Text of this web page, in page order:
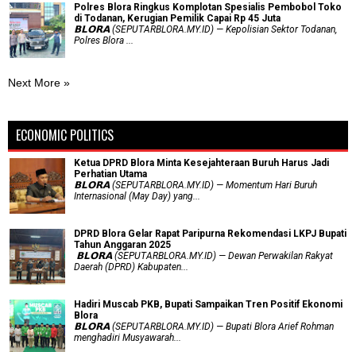
Polres Blora Ringkus Komplotan Spesialis Pembobol Toko
di Todanan, Kerugian Pemilik Capai Rp 45 Juta
𝗕𝗟𝗢𝗥𝗔 (SEPUTARBLORA.MY.ID) — Kepolisian Sektor Todanan,
Polres Blora ...
Next More »
ECONOMIC POLITICS
Ketua DPRD Blora Minta Kesejahteraan Buruh Harus Jadi
Perhatian Utama
​𝗕𝗟𝗢𝗥𝗔 (SEPUTARBLORA.MY.ID) — Momentum Hari Buruh
Internasional (May Day) yang...
DPRD Blora Gelar Rapat Paripurna Rekomendasi LKPJ Bupati
Tahun Anggaran 2025
‎ 𝗕𝗟𝗢𝗥𝗔 (SEPUTARBLORA.MY.ID) — Dewan Perwakilan Rakyat
Daerah (DPRD) Kabupaten...
Hadiri Muscab PKB, Bupati Sampaikan Tren Positif Ekonomi
Blora
𝗕𝗟𝗢𝗥𝗔 (SEPUTARBLORA.MY.ID) — Bupati Blora Arief Rohman
menghadiri Musyawarah...